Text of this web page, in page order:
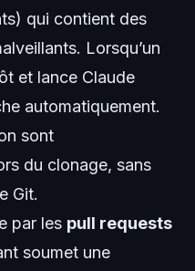
qui contient des
Lorsqu’un
et lance Claude
automatiquement.
sont
du clonage, sans
Git.
par les pull requests
soumet une